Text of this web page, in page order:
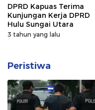
DPRD Kapuas Terima
Kunjungan Kerja DPRD
Hulu Sungai Utara
3 tahun yang lalu
Peristiwa